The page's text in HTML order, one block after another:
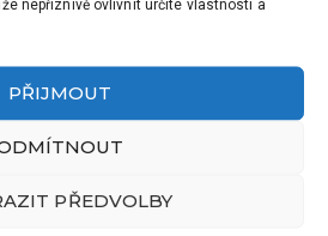
nepříznivě ovlivnit určité vlastnosti a
PŘIJMOUT
PŘEDVOLBY
A